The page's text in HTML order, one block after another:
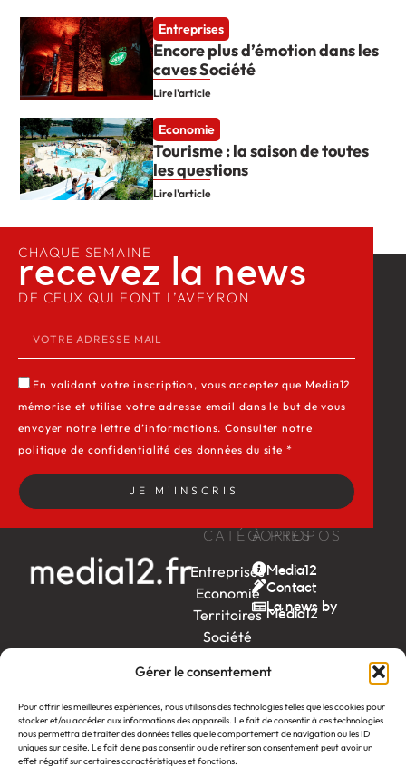
Gérer le consentement
Pour offrir les meilleures expériences, nous utilisons des technologies telles que les cookies pour
stocker et/ou accéder aux informations des appareils. Le fait de consentir à ces technologies
nous permettra de traiter des données telles que le comportement de navigation ou les ID
uniques sur ce site. Le fait de ne pas consentir ou de retirer son consentement peut avoir un
effet négatif sur certaines caractéristiques et fonctions.
Entreprises
Encore plus d’émotion dans les
caves Société
Lire l'article
Economie
Tourisme : la saison de toutes
les questions
Lire l'article
CATÉGORIES
Entreprises
Economie
Territoires
Société
end
Ambition
by EDF
itw
by
À PROPOS
Media12
Contact
La news by
Média12
CHAQUE SEMAINE
recevez la news​
DE CEUX QUI FONT L’AVEYRON
En validant votre inscription, vous acceptez que Media12
mémorise et utilise votre adresse email dans le but de vous
envoyer notre lettre d’informations. Consulter notre
politique de confidentialité des données du site *
JE M'INSCRIS